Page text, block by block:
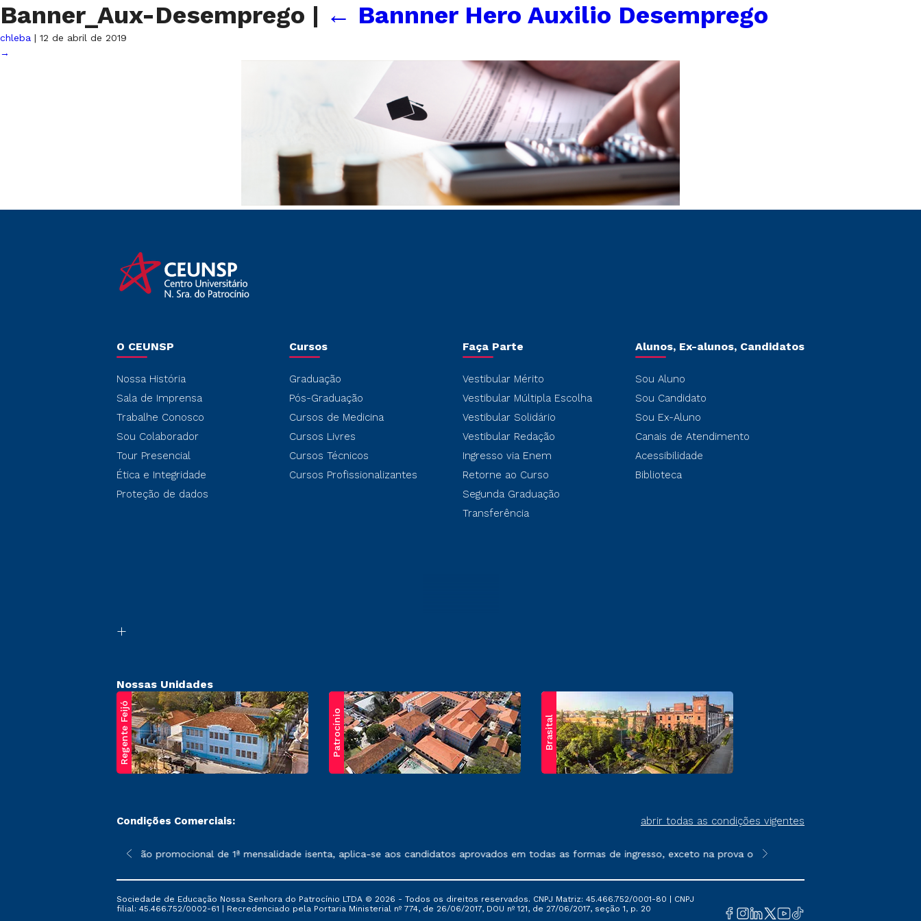
Banner_Aux-Desemprego | ← Bannner Hero Auxilio Desemprego
chleba | 12 de abril de 2019
→
O CEUNSP
Nossa História
Sala de Imprensa
Trabalhe Conosco
Sou Colaborador
Tour Presencial
Ética e Integridade
Proteção de dados
Cursos
Graduação
Pós-Graduação
Cursos de Medicina
Cursos Livres
Cursos Técnicos
Cursos Profissionalizantes
Faça Parte
Vestibular Mérito
Vestibular Múltipla Escolha
Vestibular Solidário
Vestibular Redação
Ingresso via Enem
Retorne ao Curso
Segunda Graduação
Transferência
Alunos, Ex-alunos, Candidatos
Sou Aluno
Sou Candidato
Sou Ex-Aluno
Canais de Atendimento
Acessibilidade
Biblioteca
Nossas Unidades
Regente Feijó Patrocínio Brasital
Condições Comerciais: abrir todas as condições vigentes
sofrer alterações nos períodos de rematrícula conforme exposto no contrato de prestação de serviços.
*A condição promocional de 1ª mensalidade isenta, aplica-se aos candidatos aprovados em todas as formas de ingresso, exceto na prova on-line ou agendada, que ofertam
**Semipresencial é um formato do
Sociedade de Educação Nossa Senhora do Patrocínio LTDA © 2026 - Todos os direitos reservados. CNPJ Matriz: 45.466.752/0001-80 | CNPJ
filial: 45.466.752/0002-61 | Recredenciado pela Portaria Ministerial nº 774, de 26/06/2017, DOU nº 121, de 27/06/2017, seção 1, p. 20